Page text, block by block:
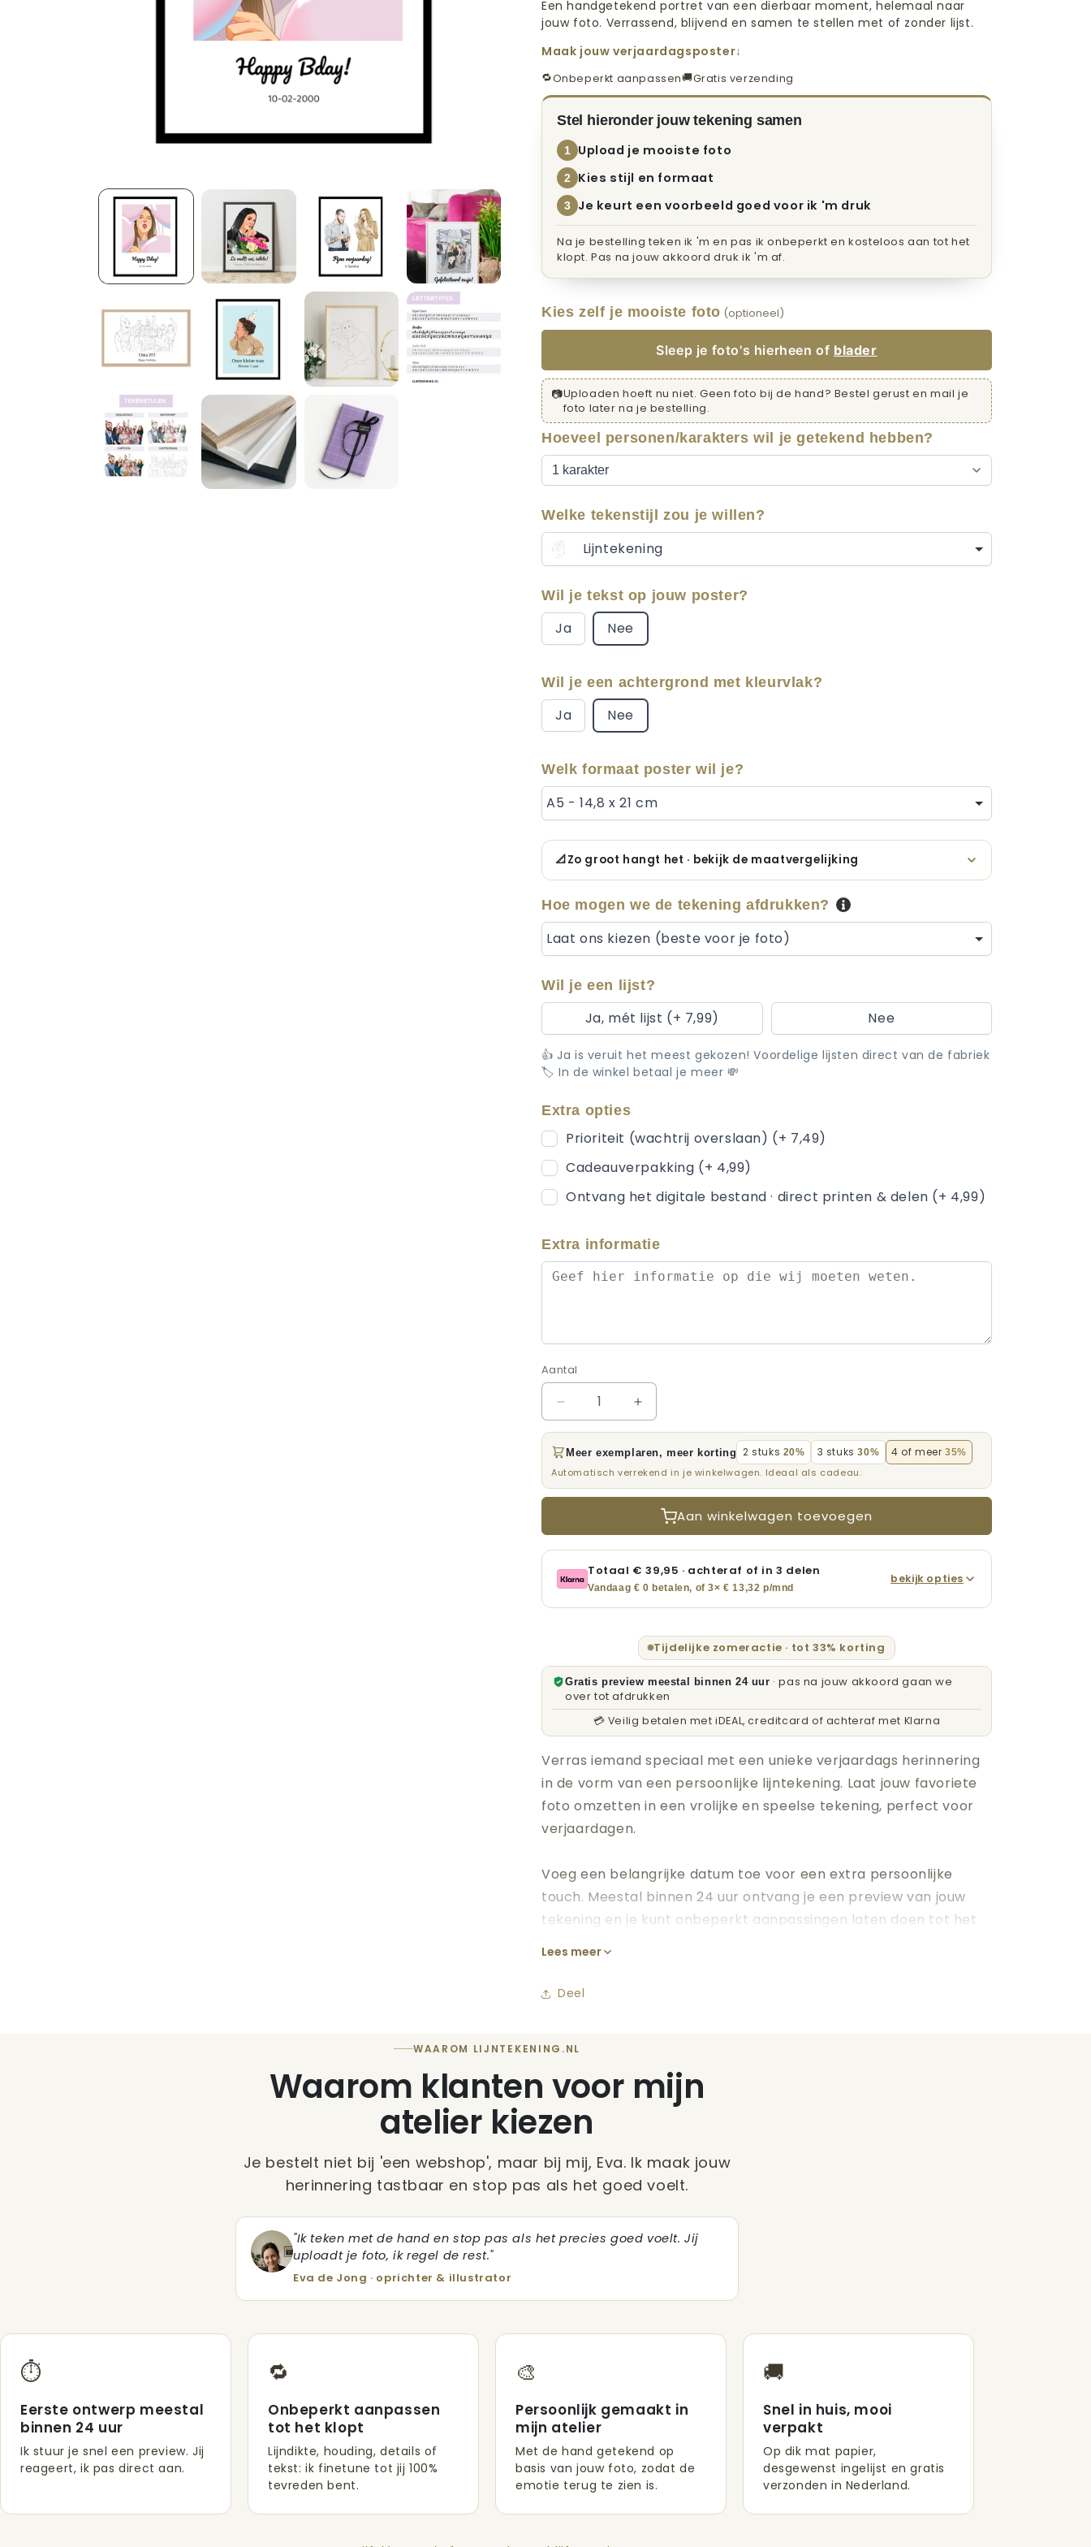
Een handgetekend portret van een dierbaar moment, helemaal naar
jouw foto. Verrassend, blijvend en samen te stellen met of zonder lijst.
Maak jouw verjaardagsposter
🔁Onbeperkt aanpassen🚚Gratis verzending
Stel hieronder jouw tekening samen
1 Upload je mooiste foto
2 Kies stijl en formaat
3 Je keurt een voorbeeld goed voor ik 'm druk
Na je bestelling teken ik 'm en pas ik onbeperkt en kosteloos aan tot het
klopt. Pas na jouw akkoord druk ik 'm af.
Meer exemplaren, meer korting 2 stuks 20% 3 stuks30% 4 of meer35%
Automatisch verrekend in je winkelwagen. Ideaal als cadeau.
Kies zelf je mooiste foto (optioneel)
Sleep je foto's hierheen of blader
📷Uploaden hoeft nu niet. Geen foto bij de hand? Bestel gerust en mail je
foto later na je bestelling.
Hoeveel personen/karakters wil je getekend hebben?
Welke tekenstijl zou je willen?
Lijntekening
Wil je tekst op jouw poster?
Ja Nee
Wil je een achtergrond met kleurvlak?
Ja Nee
Welk formaat poster wil je?
A5 - 14,8 x 21 cm
📐Zo groot hangt het · bekijk de maatvergelijking
Hoe mogen we de tekening afdrukken?
Laat ons kiezen (beste voor je foto)
Wil je een lijst?
Ja, mét lijst (+ 7,99) Nee
👍 Ja is veruit het meest gekozen! Voordelige lijsten direct van de fabriek
🏷️ In de winkel betaal je meer 💸
Extra opties
Prioriteit (wachtrij overslaan) (+ 7,49)
Cadeauverpakking (+ 4,99)
Ontvang het digitale bestand · direct printen & delen (+ 4,99)
Extra informatie
Aan winkelwagen toevoegen
Totaal €39,95 · achteraf of in 3 delen
Vandaag € 0 betalen, of 3× €13,32 p/mnd
bekijk opties
Aantal
Aantal
Aantal
verlagen
Persoonlijke
Verjaardagsposter
met
Aantal
verhogen
Persoonlijke
Verjaardagsposter
met
Jouw
Tijdelijke zomeractie · tot 33% korting
Gratis preview meestal binnen 24 uur · pas na jouw akkoord gaan we
over tot afdrukken
💳 Veilig betalen met iDEAL, creditcard of achteraf met Klarna
Verras iemand speciaal met een unieke verjaardags herinnering
in de vorm van een persoonlijke lijntekening. Laat jouw favoriete
foto omzetten in een vrolijke en speelse tekening, perfect voor
verjaardagen.
Voeg een belangrijke datum toe voor een extra persoonlijke
touch. Meestal binnen 24 uur ontvang je een preview van jouw
tekening en je kunt onbeperkt aanpassingen laten doen tot het
Bestel vandaag nog en maak van elke verjaardag een blijvende
Lees meer
Deel
WAAROM LIJNTEKENING.NL
Waarom klanten voor mijn
atelier kiezen
Je bestelt niet bij 'een webshop', maar bij mij, Eva. Ik maak jouw
herinnering tastbaar en stop pas als het goed voelt.
"Ik teken met de hand en stop pas als het precies goed voelt. Jij
uploadt je foto, ik regel de rest."
Eva de Jong · oprichter & illustrator
⏱️
Eerste ontwerp meestal
binnen 24 uur
Ik stuur je snel een preview. Jij
reageert, ik pas direct aan.
🔁
Onbeperkt aanpassen
tot het klopt
Lijndikte, houding, details of
tekst: ik finetune tot jij 100%
tevreden bent.
🎨
Persoonlijk gemaakt in
mijn atelier
Met de hand getekend op
basis van jouw foto, zodat de
emotie terug te zien is.
🚚
Snel in huis, mooi
verpakt
Op dik mat papier,
desgewenst ingelijst en gratis
verzonden in Nederland.